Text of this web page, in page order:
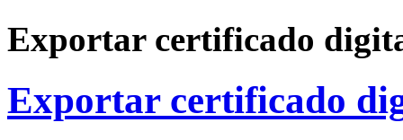
Exportar certificado
Exportar certificado